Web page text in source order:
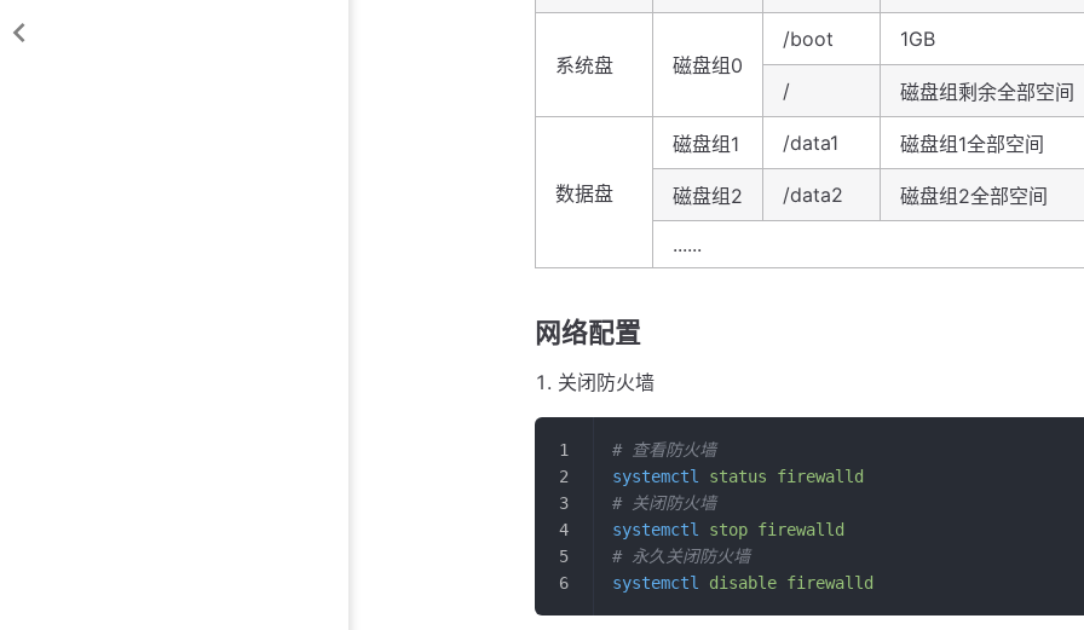
系统盘 磁盘组0
/boot 1GB
/ 磁盘组剩余全部空间
数据盘
磁盘组1 /data1 磁盘组1全部空间
磁盘组2 /data2 磁盘组2全部空间
......
网络配置
关闭防火墙
# 查看防火墙
systemctl
status firewalld
# 关闭防火墙
systemctl
stop firewalld
# 永久关闭防火墙
systemctl
disable firewalld